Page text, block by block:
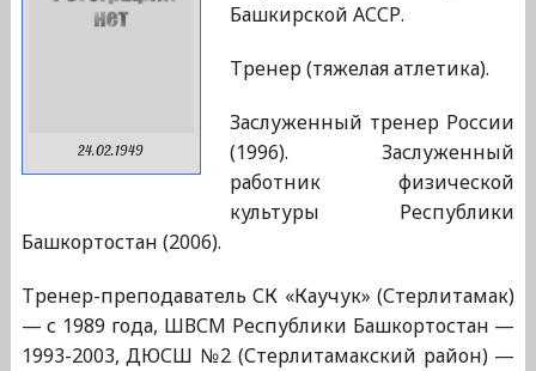
24.02.1949
Башкирской АССР.
Тренер (тяжелая атлетика).
Заслуженный тренер России
(1996). Заслуженный
работник физической
культуры Республики
Башкортостан (2006).
Тренер-преподаватель СК «Каучук» (Стерлитамак)
— с 1989 года, ШВСМ Республики Башкортостан —
1993-2003, ДЮСШ №2 (Стерлитамакский район) —